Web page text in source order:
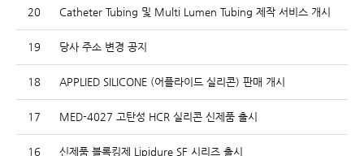
20 Catheter Tubing 및 Multi Lumen Tubing 제작 서비스 개시
19 당사 주소 변경 공지
18 APPLIED SILICONE (어플라이드 실리콘) 판매 개시
17 MED-4027 고탄성 HCR 실리콘 신제품 출시
16 신제품 블록킹제 Lipidure SF 시리즈 출시